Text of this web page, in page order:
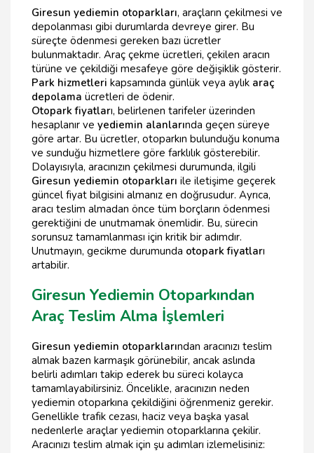
Giresun yediemin otoparkları, araçların çekilmesi ve
depolanması gibi durumlarda devreye girer. Bu
süreçte ödenmesi gereken bazı ücretler
bulunmaktadır. Araç çekme ücretleri, çekilen aracın
türüne ve çekildiği mesafeye göre değişiklik gösterir.
Park hizmetleri kapsamında günlük veya aylık araç
depolama ücretleri de ödenir.
Otopark fiyatları, belirlenen tarifeler üzerinden
hesaplanır ve yediemin alanlarında geçen süreye
göre artar. Bu ücretler, otoparkın bulunduğu konuma
ve sunduğu hizmetlere göre farklılık gösterebilir.
Dolayısıyla, aracınızın çekilmesi durumunda, ilgili
Giresun yediemin otoparkları ile iletişime geçerek
güncel fiyat bilgisini almanız en doğrusudur. Ayrıca,
aracı teslim almadan önce tüm borçların ödenmesi
gerektiğini de unutmamak önemlidir. Bu, sürecin
sorunsuz tamamlanması için kritik bir adımdır.
Unutmayın, gecikme durumunda otopark fiyatları
artabilir.
Giresun Yediemin Otoparkından
Araç Teslim Alma İşlemleri
Giresun yediemin otoparklarından aracınızı teslim
almak bazen karmaşık görünebilir, ancak aslında
belirli adımları takip ederek bu süreci kolayca
tamamlayabilirsiniz. Öncelikle, aracınızın neden
yediemin otoparkına çekildiğini öğrenmeniz gerekir.
Genellikle trafik cezası, haciz veya başka yasal
nedenlerle araçlar yediemin otoparklarına çekilir.
Aracınızı teslim almak için şu adımları izlemelisiniz: